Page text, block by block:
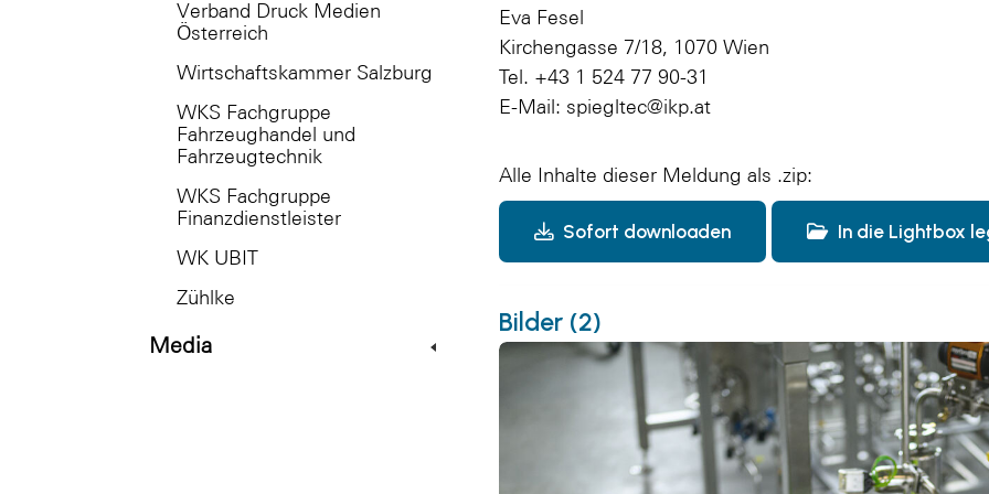
Verband Druck Medien
Österreich
Wirtschaftskammer Salzburg
WKS Fachgruppe
Fahrzeughandel und
Fahrzeugtechnik
WKS Fachgruppe
Finanzdienstleister
WK UBIT
Zühlke
Media
Eva Fesel
Kirchengasse 7/18, 1070 Wien
Tel. +43 1 524 77 90-31
E-Mail: spiegltec@ikp.at
Alle Inhalte dieser Meldung als .zip:
Sofort downloaden In die Lightbox
Bilder (2)